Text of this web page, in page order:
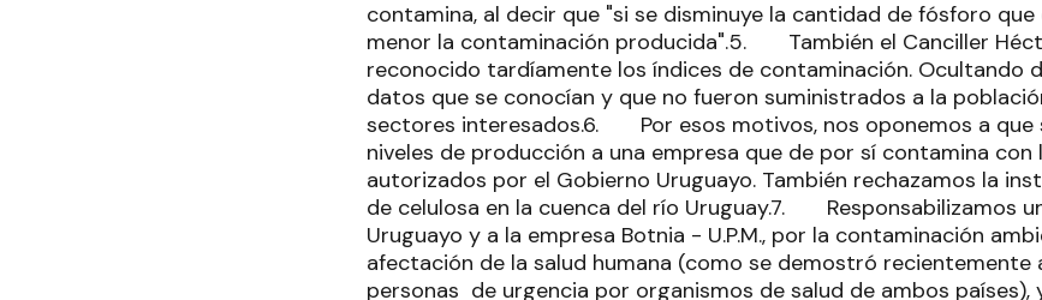
contamina, al decir que "si se disminuye la cantidad de fósforo
menor la contaminación producida".5. También el Canciller
reconocido tardíamente los índices de contaminación. Ocultando
datos que se conocían y que no fueron suministrados a la
sectores interesados.6. Por esos motivos, nos oponemos a que
niveles de producción a una empresa que de por sí contamina
autorizados por el Gobierno Uruguayo. También rechazamos la
de celulosa en la cuenca del río Uruguay.7. Responsabilizamos
Uruguayo y a la empresa Botnia - U.P.M., por la contaminación
afectación de la salud humana (como se demostró recientemente
personas de urgencia por organismos de salud de ambos países),